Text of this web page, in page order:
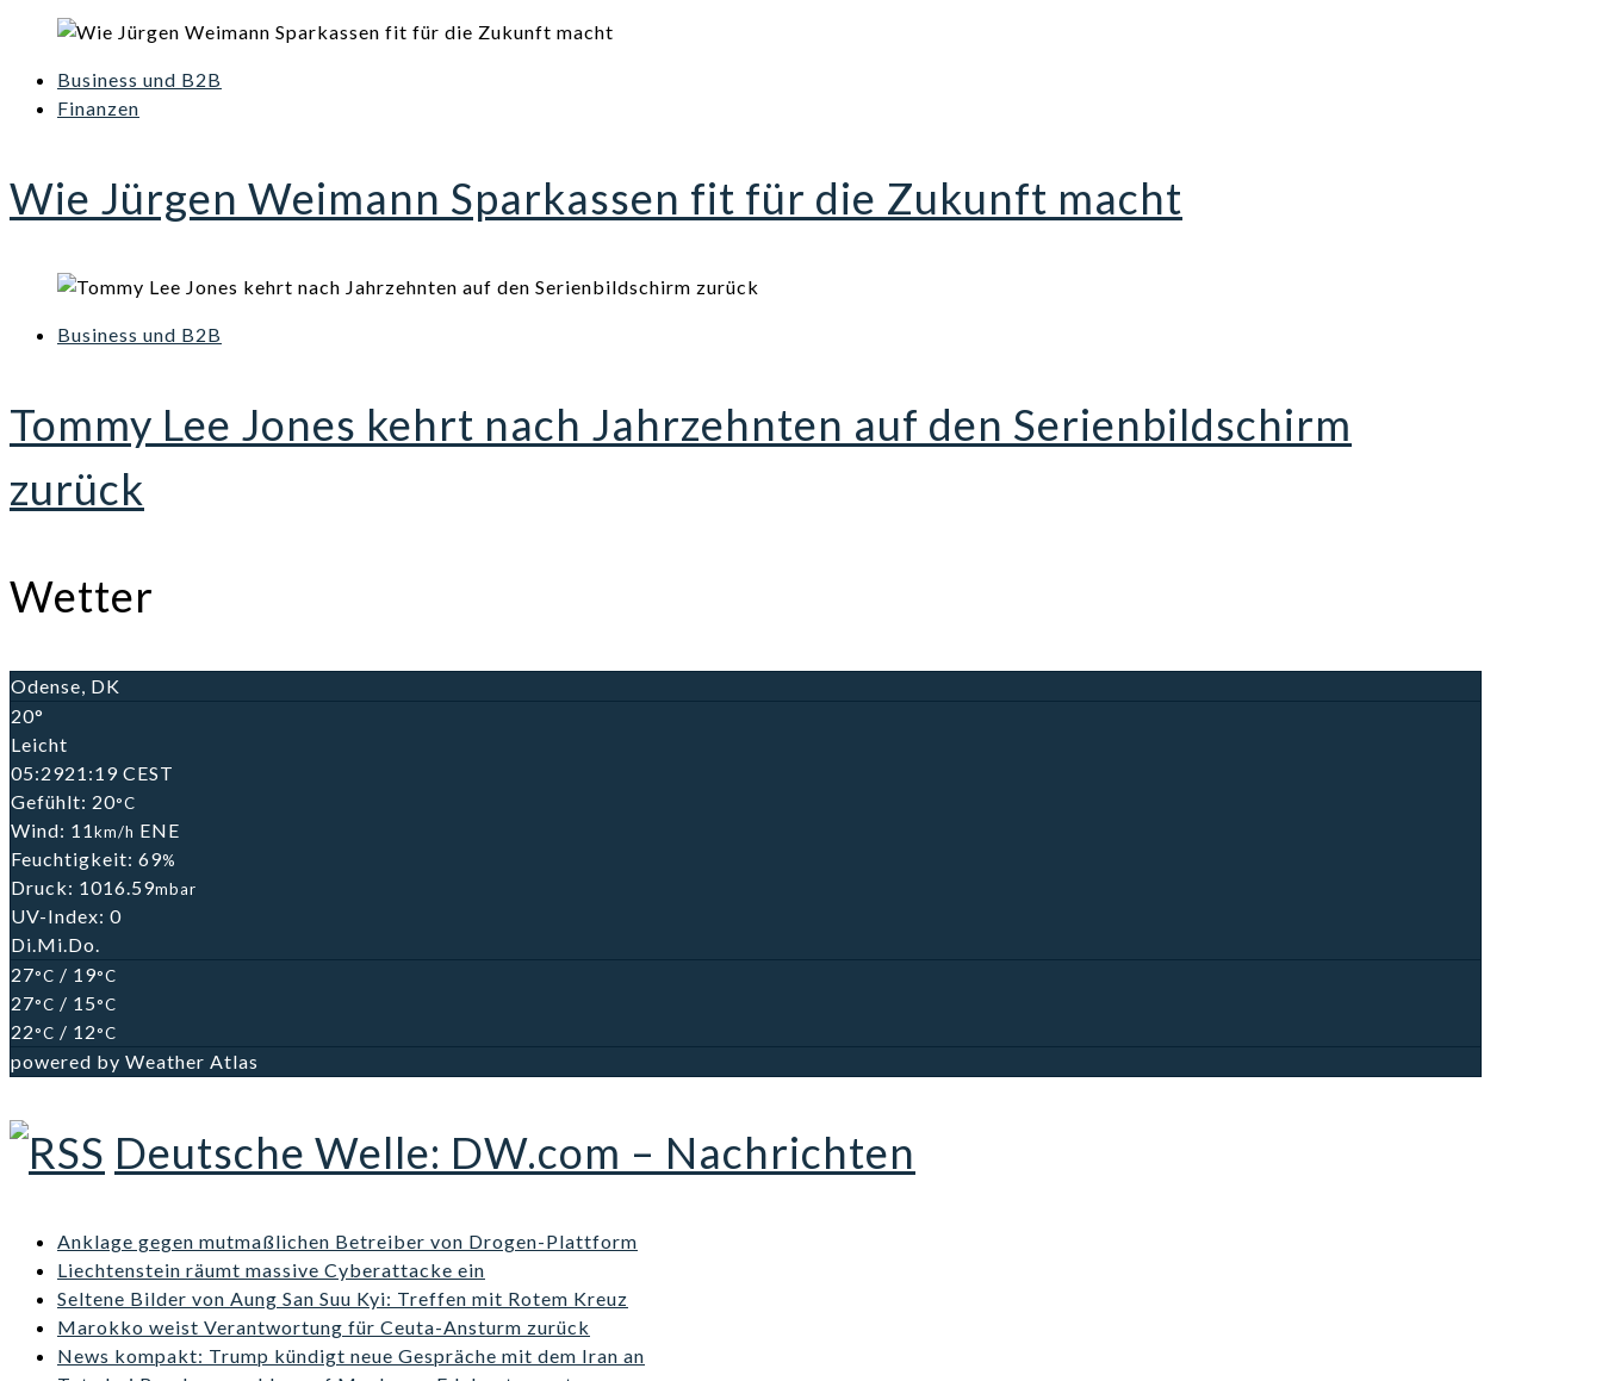
Business und B2B
Finanzen
Wie Jürgen Weimann Sparkassen fit für die Zukunft macht
Business und B2B
Tommy Lee Jones kehrt nach Jahrzehnten auf den Serienbildschirm
zurück
Wetter
Odense, DK
20°
Leicht
05:2921:19 CEST
Gefühlt: 20°C
Wind: 11km/h ENE
Feuchtigkeit: 69%
Druck: 1016.59mbar
UV-Index: 0
Di.Mi.Do.
27°C / 19°C
27°C / 15°C
22°C / 12°C
powered by Weather Atlas
Deutsche Welle: DW.com – Nachrichten
Anklage gegen mutmaßlichen Betreiber von Drogen-Plattform
Liechtenstein räumt massive Cyberattacke ein
Seltene Bilder von Aung San Suu Kyi: Treffen mit Rotem Kreuz
Marokko weist Verantwortung für Ceuta-Ansturm zurück
News kompakt: Trump kündigt neue Gespräche mit dem Iran an